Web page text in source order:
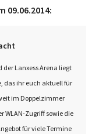
09.06.2014:
der Lanxess Arena liegt
das ihr euch aktuell für
im Doppelzimmer
WLAN-Zugriff sowie die
für viele Termine